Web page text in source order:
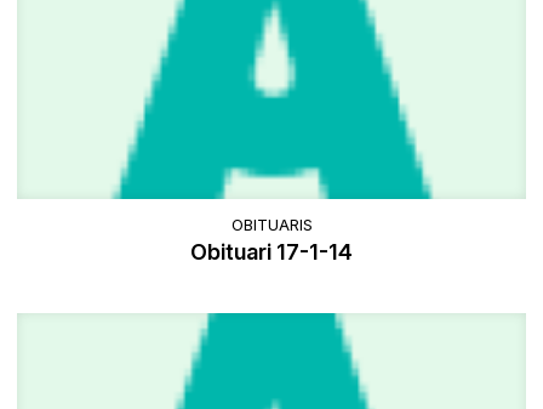
OBITUARIS
Obituari 17-1-14